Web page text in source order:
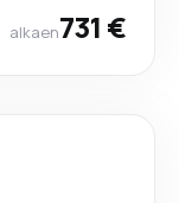
alkaen731 €